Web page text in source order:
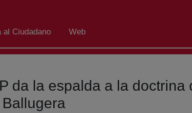
al Ciudadano Web
da la espalda a la doctrina